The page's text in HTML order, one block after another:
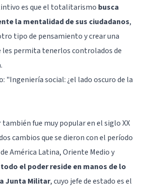
es que el totalitarismo busca
la mentalidad de sus ciudadanos,
tipo de pensamiento y crear una
les permita tenerlos controlados de
"Ingeniería social: ¿el lado oscuro de la
fue muy popular en el siglo XX
cambios que se dieron con el período
América Latina, Oriente Medio y
todo el poder reside en manos de lo
Junta Militar, cuyo jefe de estado es el